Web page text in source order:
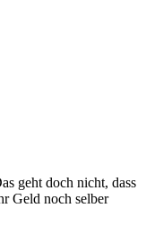
geht doch nicht, dass
Geld noch selber